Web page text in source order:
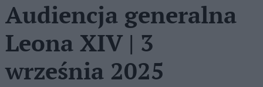
Audiencja generalna
Leona XIV | 3
września 2025